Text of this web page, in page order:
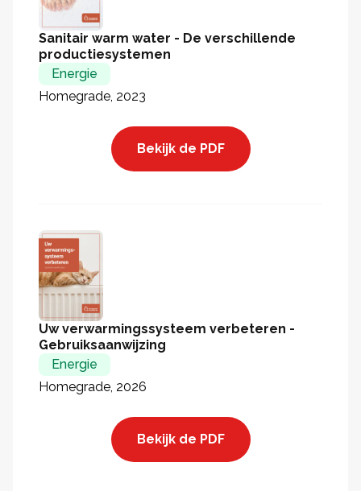
Sanitair warm water - De verschillende
productiesystemen
Energie
Homegrade, 2023
Bekijk de PDF
Uw verwarmingssysteem verbeteren -
Gebruiksaanwijzing
Energie
Homegrade, 2026
Bekijk de PDF